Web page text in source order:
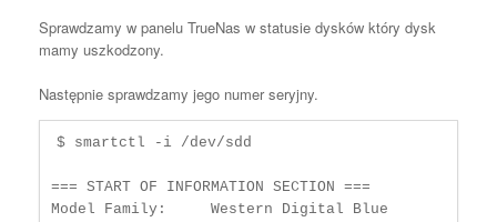
Sprawdzamy w panelu TrueNas w statusie dysków który dysk
mamy uszkodzony.
Następnie sprawdzamy jego numer seryjny.
$ smartctl -i /dev/sdd
=== START OF INFORMATION SECTION ===
Model Family:     Western Digital Blue